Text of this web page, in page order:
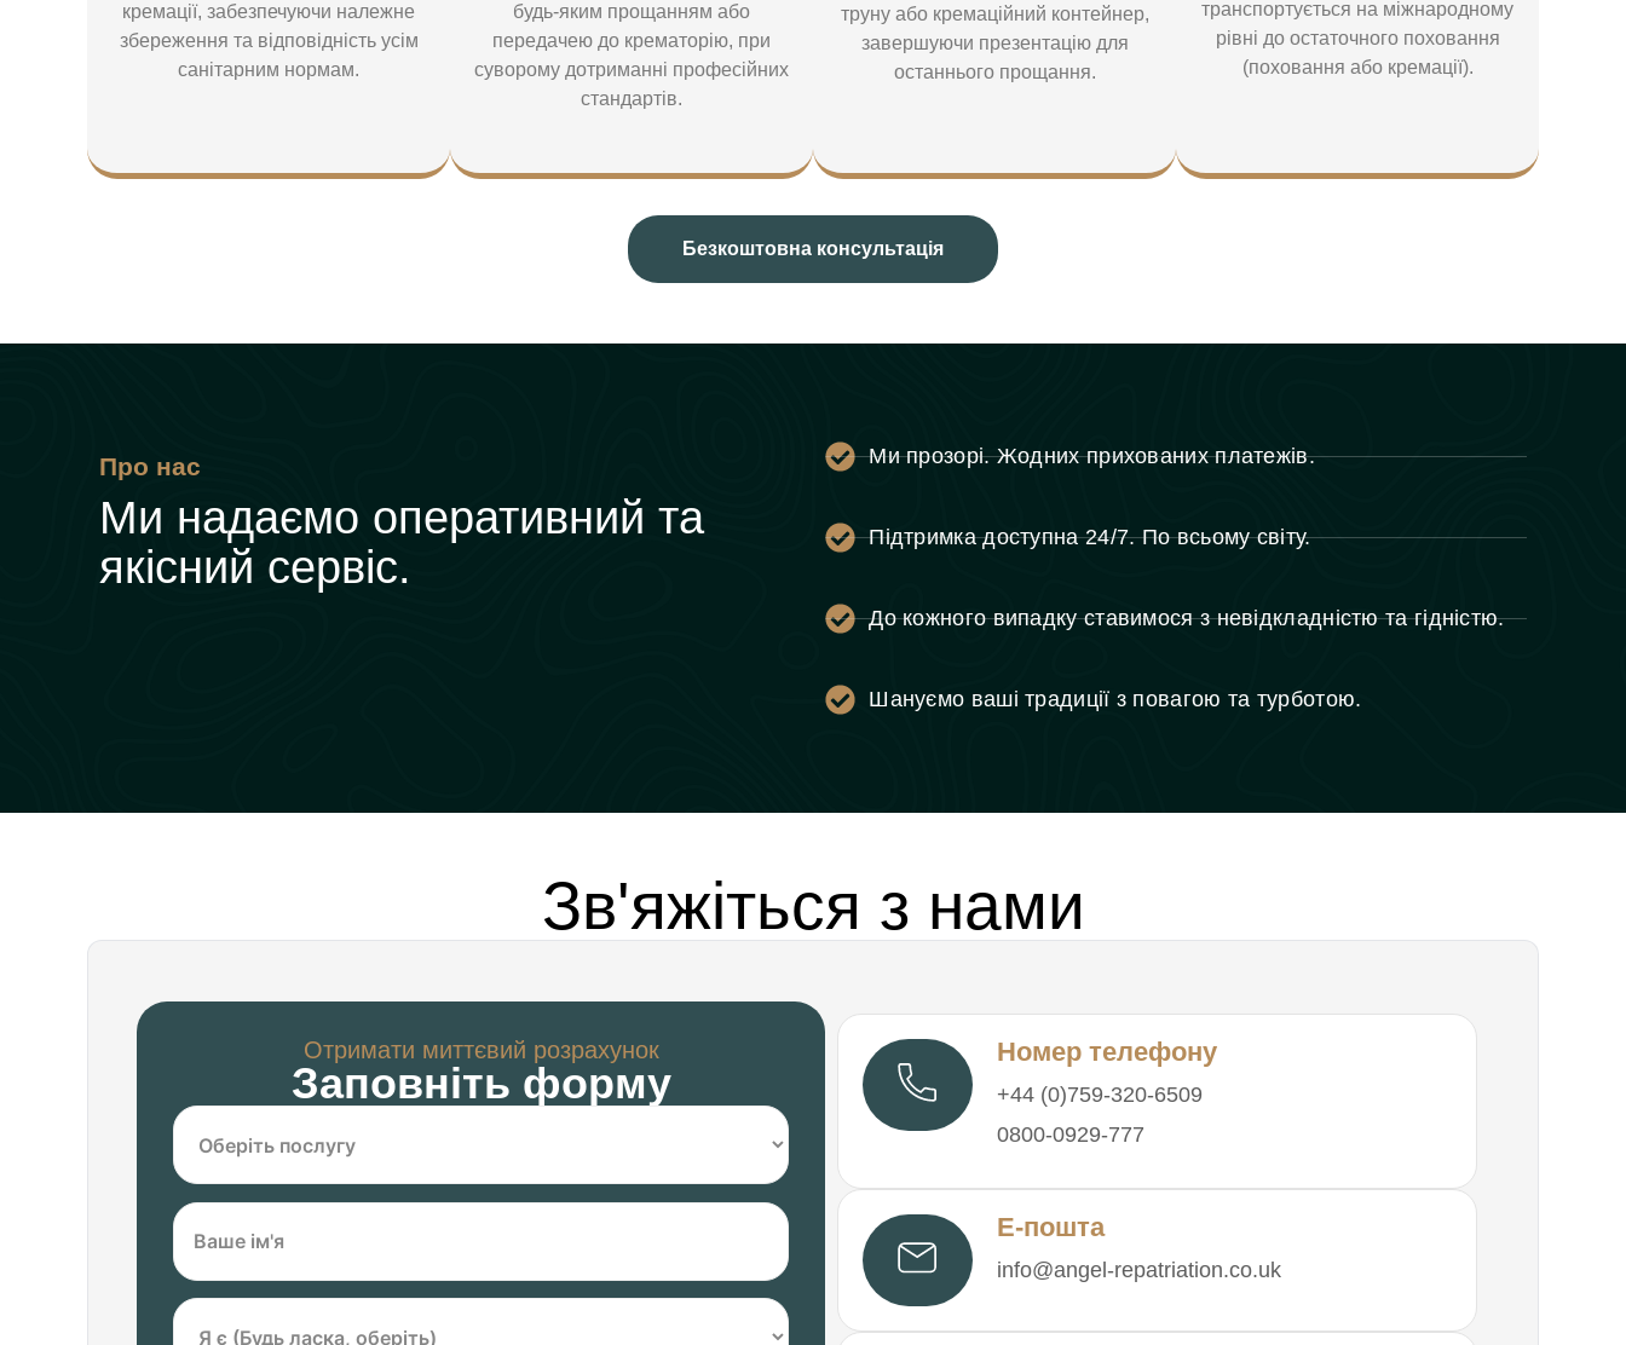
кремації, забезпечуючи належне
збереження та відповідність усім
санітарним нормам.
будь-яким прощанням або
передачею до крематорію, при
суворому дотриманні професійних
стандартів.
труну або кремаційний контейнер,
завершуючи презентацію для
останнього прощання.
транспортується на міжнародному
рівні до остаточного поховання
(поховання або кремації).
Безкоштовна консультація
Про нас
Ми надаємо оперативний та
якісний сервіс.
Ми прозорі. Жодних прихованих платежів.
Підтримка доступна 24/7. По всьому світу.
До кожного випадку ставимося з невідкладністю та гідністю.
Шануємо ваші традиції з повагою та турботою.
Зв'яжіться з нами
Отримати миттєвий розрахунок
Заповніть форму
Номер телефону
+44 (0)759-320-6509
0800-0929-777
Е-пошта
info@angel-repatriation.co.uk